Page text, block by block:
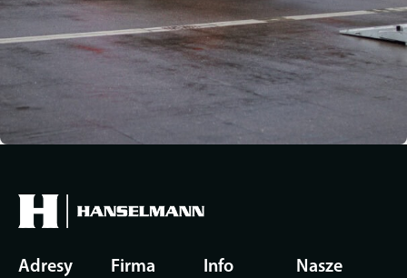
Adresy Firma Info
Nasze